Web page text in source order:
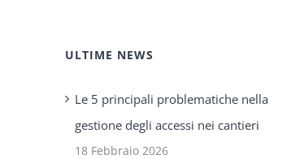
ULTIME NEWS
Le 5 principali problematiche nella
gestione degli accessi nei cantieri
18 Febbraio 2026